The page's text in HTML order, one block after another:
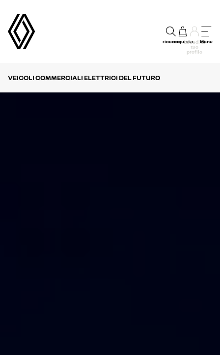
ricercaacquistoaccedi al
tuo
profilo
Menu
VEICOLI COMMERCIALI ELETTRICI DEL FUTURO